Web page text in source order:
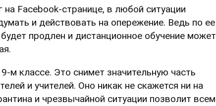
на Facebook-странице, в любой ситуации
и действовать на опережение. Ведь по ее
продлен и дистанционное обучение может
м классе. Это снимет значительную часть
и учителей. Оно никак не скажется ни на
и чрезвычайной ситуации позволит всем